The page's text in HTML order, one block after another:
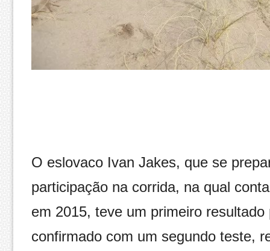
O eslovaco Ivan Jakes, que se
participação na corrida, na qual
em 2015, teve um primeiro
confirmado com um segundo teste,